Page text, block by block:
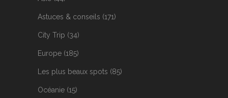
Astuces & conseils (171)
City Trip (34)
Europe (185)
Les plus beaux spots (85)
Océanie (15)